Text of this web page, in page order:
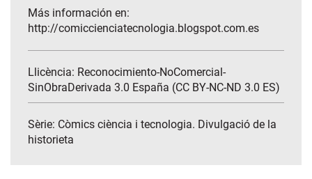
Más información en:
http://comiccienciatecnologia.blogspot.com.es
Llicència: Reconocimiento-NoComercial-
SinObraDerivada 3.0 España (CC BY-NC-ND 3.0 ES)
Sèrie: Còmics ciència i tecnologia. Divulgació de la
historieta